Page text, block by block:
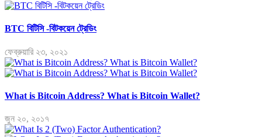
BTC বিটিসি -বিটকয়েন ট্রেডিং
ফেব্রুয়ারি ২৩, ২০২১
What is Bitcoin Address? What is Bitcoin Wallet?
জুন ২০, ২০১৭